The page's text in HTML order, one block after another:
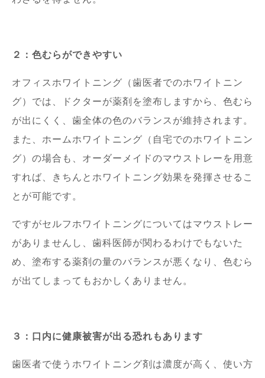
２：色むらができやすい
オフィスホワイトニング（歯医者でのホワイトニン
グ）では、ドクターが薬剤を塗布しますから、色むら
が出にくく、歯全体の色のバランスが維持されます。
また、ホームホワイトニング（自宅でのホワイトニン
グ）の場合も、オーダーメイドのマウストレーを用意
すれば、きちんとホワイトニング効果を発揮させるこ
とが可能です。
ですがセルフホワイトニングについてはマウストレー
がありませんし、歯科医師が関わるわけでもないた
め、塗布する薬剤の量のバランスが悪くなり、色むら
が出てしまってもおかしくありません。
３：口内に健康被害が出る恐れもあります
歯医者で使うホワイトニング剤は濃度が高く、使い方